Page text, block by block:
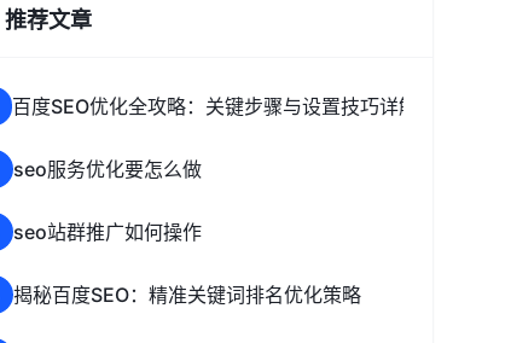
推荐文章
百度SEO优化全攻略：关键步骤与设置技巧详解
seo服务优化要怎么做
seo站群推广如何操作
揭秘百度SEO：精准关键词排名优化策略